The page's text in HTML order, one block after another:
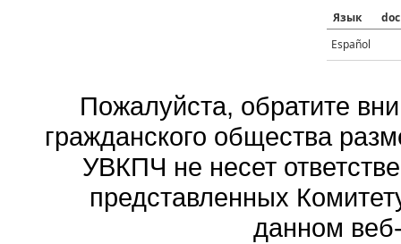
Язык
doc
Español
Пожалуйста, обратите
гражданского общества
УВКПЧ не несет
представленных
данном